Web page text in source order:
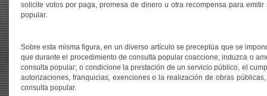
solicite votos por paga, promesa de dinero u otra recompensa para
popular.
Sobre esta misma figura, en un diverso artículo se preceptúa que se
que durante el procedimiento de consulta popular coaccione, induzca o
consulta popular; o condicione la prestación de un servicio público, el
autorizaciones, franquicias, exenciones o la realización de obras
consulta popular.